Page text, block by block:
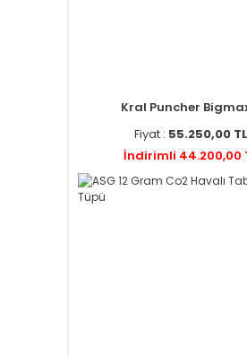
Kral Puncher
Fiyat : 55.250,00 TL
İndirimli 44.200,00